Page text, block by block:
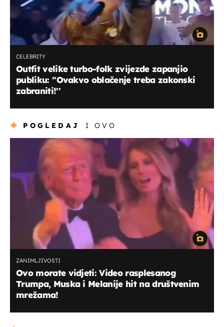
CELEBRITY
Outfit velike turbo-folk zvijezde zapanjio
publiku: ''Ovakvo oblačenje treba zakonski
zabraniti!''
POGLEDAJ I OVO
ZANIMLJIVOSTI
Ovo morate vidjeti: Video rasplesanog
Trumpa, Muska i Melanije hit na društvenim
mrežama!